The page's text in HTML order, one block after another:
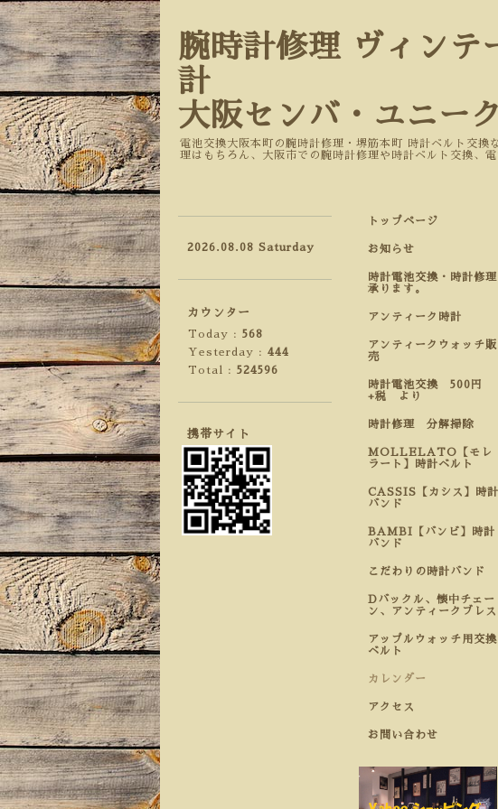
腕時計修理 ヴィンテ
計
大阪センバ・ユニーク
電池交換大阪本町の腕時計修理・堺筋本町 時計ベルト交
理はもちろん、大阪市での腕時計修理や時計ベルト交換、
トップページ
お知らせ
時計電池交換・時計修理
承ります。
アンティーク時計
アンティークウォッチ販
売
時計電池交換 500円
+税 より
時計修理 分解掃除
MOLLELATO【モレ
ラート】時計ベルト
CASSIS【カシス】時計
バンド
BAMBI【バンビ】時計
バンド
こだわりの時計バンド
Dバックル、懐中チェー
ン、アンティークブレス
アップルウォッチ用交換
ベルト
カレンダー
アクセス
お問い合わせ
2026.08.08 Saturday
カウンター
Today : 568
Yesterday : 444
Total : 524596
携帯サイト